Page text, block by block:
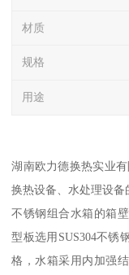
材质
规格
用途
湖南欧力德换热实业
换热设备、水处理设备
不锈钢组合水箱的箱
型板选用SUS304不锈
格，水箱采用内加强